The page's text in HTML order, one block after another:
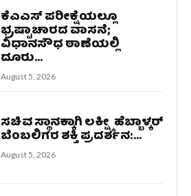
ಕೆಎಎಸ್‌ ಪರೀಕ್ಷೆಯಲ್ಲೂ
ಭ್ರಷ್ಟಾಚಾರದ ವಾಸನೆ;
ವಿಧಾನಸೌಧ ಠಾಣೆಯಲ್ಲಿ
ದೂರು...
August 5, 2026
ಸಚಿವ ಸ್ಥಾನಕ್ಕಾಗಿ ಲಕ್ಷ್ಮೀ ಹೆಬ್ಬಾಳ್ಕರ್
ಬೆಂಬಲಿಗರ ಶಕ್ತಿ ಪ್ರದರ್ಶನ:...
August 5, 2026